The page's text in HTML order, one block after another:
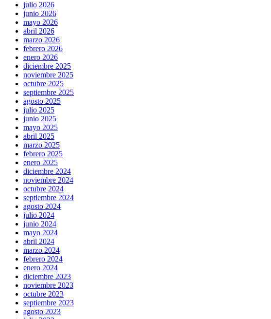
julio 2026
junio 2026
mayo 2026
abril 2026
marzo 2026
febrero 2026
enero 2026
diciembre 2025
noviembre 2025
octubre 2025
septiembre 2025
agosto 2025
julio 2025
junio 2025
mayo 2025
abril 2025
marzo 2025
febrero 2025
enero 2025
diciembre 2024
noviembre 2024
octubre 2024
septiembre 2024
agosto 2024
julio 2024
junio 2024
mayo 2024
abril 2024
marzo 2024
febrero 2024
enero 2024
diciembre 2023
noviembre 2023
octubre 2023
septiembre 2023
agosto 2023